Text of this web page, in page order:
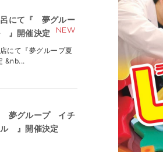
呂にて『 夢グルー
』開催決定
NEW
にて『夢グループ夏
&nb...
夢グループ イチ
』開催決定